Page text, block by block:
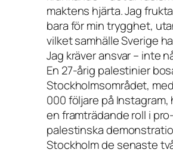
maktens hjärta. Jag
bara för min trygghet,
vilket samhälle Sverige
Jag kräver ansvar – inte
En 27-årig palestinier
Stockholmsområdet,
000 följare på Instagram,
en framträdande roll i pro-
palestinska
Stockholm de senaste